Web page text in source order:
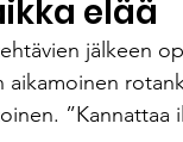
elää
jälkeen
aikamoinen